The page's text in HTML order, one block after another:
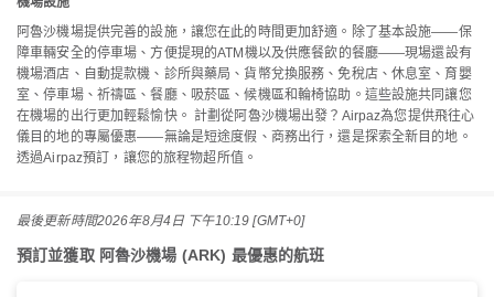
阿魯沙機場提供完善的設施，讓您在此的時間更加舒適。除了基本設施——保
障車輛安全的停車場、方便提現的ATM機以及供應餐飲的餐廳——現場還設有
機場酒店、自動提款機、診所與藥局、貨幣兌換服務、免稅店、休息室、育嬰
室、停車場、祈禱區、餐廳、吸菸區、候機區和輪椅協助。這些設施共同讓您
在機場的出行更加輕鬆愉快。 計劃從阿魯沙機場出發？Airpaz為您提供飛往心
儀目的地的專屬優惠——無論是短途度假、商務出行，還是探索全新目的地。
透過Airpaz預訂，讓您的旅程物超所值。
最後更新時間2026年8月4日 下午10:19 [GMT+0]
預訂並獲取 阿魯沙機場 (ARK) 最優惠的航班